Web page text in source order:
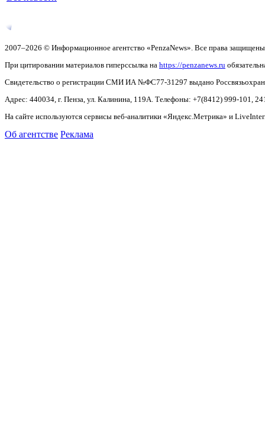
2007–2026 © Информационное агентство «PenzaNews». Все права
При цитировании материалов гиперссылка на https://penzanews.ru
Свидетельство о регистрации СМИ ИА №ФС77-31297 выдано
Адрес: 440034, г. Пенза, ул. Калинина, 119А. Телефоны: +7(8412) 999-101,
На сайте используются сервисы веб-аналитики «Яндекс.Метрика» и
Об агентстве Реклама